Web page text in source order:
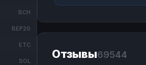
BCH
BEP20
ETC
SOL
Отзывы69544